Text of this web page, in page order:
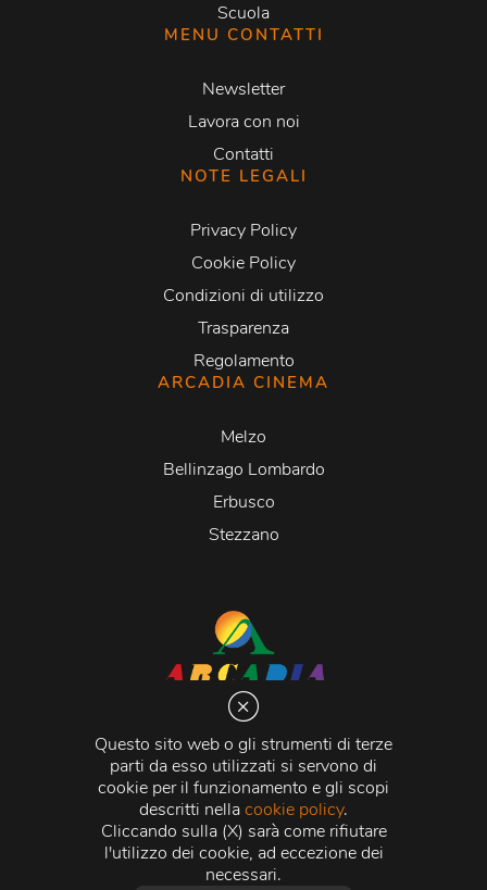
Questo sito web o gli strumenti di terze
parti da esso utilizzati si servono di
cookie per il funzionamento e gli scopi
descritti nellacookie policy.
Cliccando sulla (X) sarà come rifiutare
l'utilizzo dei cookie, ad eccezione dei
necessari.
Scuola
MENU CONTATTI
Newsletter
Lavora con noi
Contatti
NOTE LEGALI
Privacy Policy
Cookie Policy
Condizioni di utilizzo
Trasparenza
Regolamento
ARCADIA CINEMA
Melzo
Bellinzago Lombardo
Erbusco
Stezzano
Via Martiri della Libertà 20066 Melzo (MI)
C.C.I.A.A. - R.E.A di Milano n. 1427910
Registro delle Imprese di Milano n. 338392 -
Fiscale e Partita Iva11015840157 | Capitale Sociale
500.000,00 i.v.
Credits:Crea Informatica S.r.l. 2026 © Tutti i diritti
riservati.